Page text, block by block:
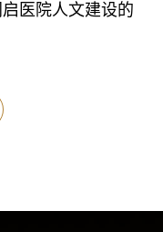
医院人文建设的